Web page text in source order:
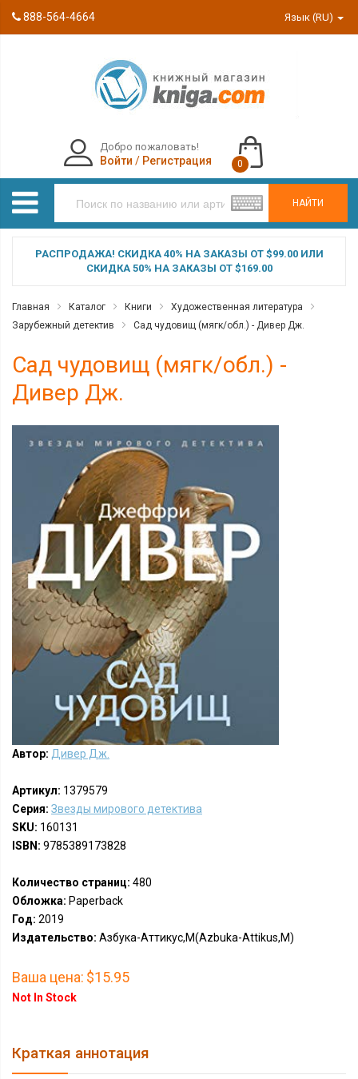
888-564-4664 Язык (RU)
НАЙТИ
Добро пожаловать!
Войти / Регистрация 0
РАСПРОДАЖА! СКИДКА 40% НА ЗАКАЗЫ ОТ $99.00 ИЛИ
СКИДКА 50% НА ЗАКАЗЫ ОТ $169.00
Главная Каталог Книги
Художественная литература
Зарубежный детектив
Сад чудовищ (мягк/обл.) - Дивер Дж.
Сад чудовищ (мягк/обл.) -
Дивер Дж.
Автор: Дивер Дж.
Артикул: 1379579
Серия: Звезды мирового детектива
SKU: 160131
ISBN: 9785389173828
Количество страниц: 480
Обложка: Paperback
Год: 2019
Издательство: Азбука-Аттикус,М(Azbuka-Attikus,M)
Ваша цена: $15.95
Not In Stock
Краткая аннотация